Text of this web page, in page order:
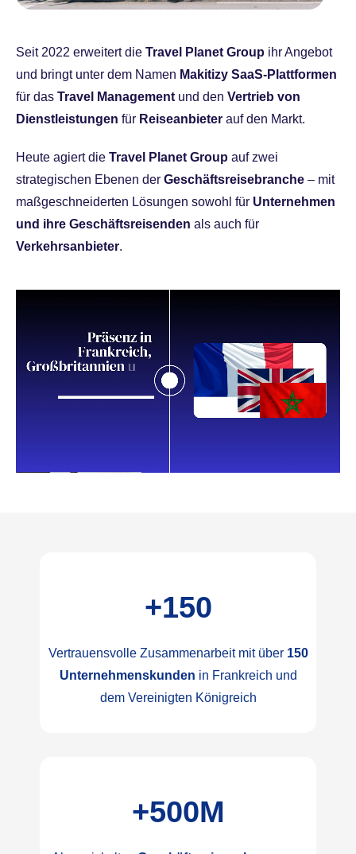
Seit 2022 erweitert die Travel Planet Group ihr Angebot
und bringt unter dem Namen Makitizy SaaS-Plattformen
für das Travel Management und den Vertrieb von
Dienstleistungen für Reiseanbieter auf den Markt.
Heute agiert die Travel Planet Group auf zwei
strategischen Ebenen der Geschäftsreisebranche – mit
maßgeschneiderten Lösungen sowohl für Unternehmen
und ihre Geschäftsreisenden als auch für
Verkehrsanbieter.
+150
Vertrauensvolle Zusammenarbeit mit über 150
Unternehmenskunden in Frankreich und
dem Vereinigten Königreich
+500M